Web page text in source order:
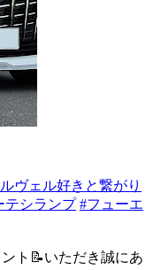
ヴェル好きと繋がり
テシランプ #フューエ
ト📝いただき誠にあ